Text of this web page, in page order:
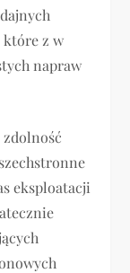
które z w
napraw
zdolność
eksploatacji